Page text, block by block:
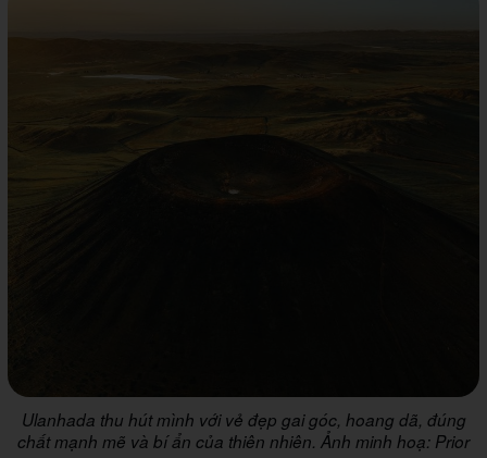
Ulanhada thu hút mình với vẻ đẹp gai góc, hoang dã, đúng
chất mạnh mẽ và bí ẩn của thiên nhiên. Ảnh minh hoạ: Prior